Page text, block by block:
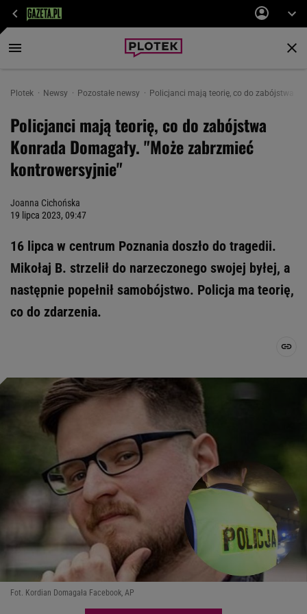
Plotek Newsy Pozostałe newsy Policjanci mają teorię, co do zabójstwa
Policjanci mają teorię, co do zabójstwa
Konrada Domagały. "Może zabrzmieć
kontrowersyjnie"
Joanna Cichońska
19 lipca 2023, 09:47
16 lipca w centrum Poznania doszło do tragedii.
Mikołaj B. strzelił do narzeczonego swojej byłej, a
następnie popełnił samobójstwo. Policja ma teorię,
co do zdarzenia.
Fot. Kordian Domagała Facebook, AP